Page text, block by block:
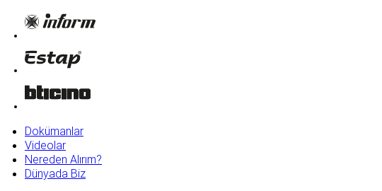
Dokümanlar
Videolar
Nereden Alırım?
Dünyada Biz